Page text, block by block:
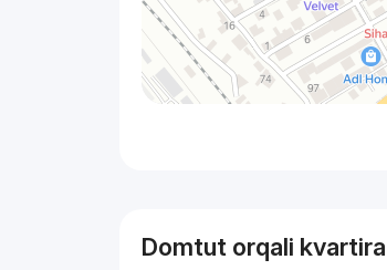
Domtut orqali